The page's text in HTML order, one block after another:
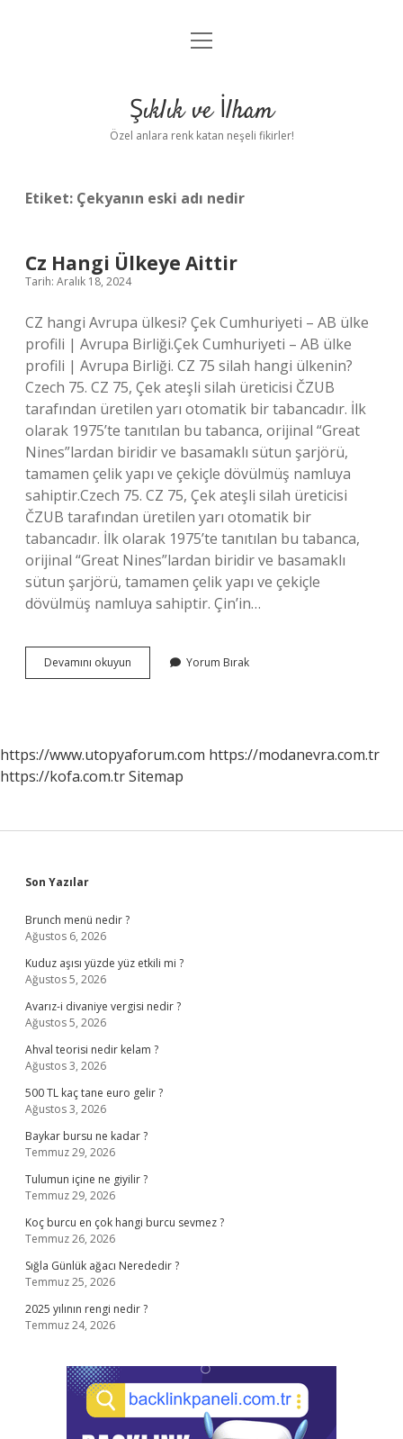
Anasayfa
Yasal Uyarı
menüyü
Şıklık ve İlham
Özel anlara renk katan neşeli fikirler!
Etiket: Çekyanın eski adı nedir
Cz Hangi Ülkeye Aittir
Tarih: Aralık 18, 2024
CZ hangi Avrupa ülkesi? Çek Cumhuriyeti – AB ülke
profili | Avrupa Birliği.Çek Cumhuriyeti – AB ülke
profili | Avrupa Birliği. CZ 75 silah hangi ülkenin?
Czech 75. CZ 75, Çek ateşli silah üreticisi ČZUB
tarafından üretilen yarı otomatik bir tabancadır. İlk
olarak 1975’te tanıtılan bu tabanca, orijinal “Great
Nines”lardan biridir ve basamaklı sütun şarjörü,
tamamen çelik yapı ve çekiçle dövülmüş namluya
sahiptir.Czech 75. CZ 75, Çek ateşli silah üreticisi
ČZUB tarafından üretilen yarı otomatik bir
tabancadır. İlk olarak 1975’te tanıtılan bu tabanca,
orijinal “Great Nines”lardan biridir ve basamaklı
sütun şarjörü, tamamen çelik yapı ve çekiçle
dövülmüş namluya sahiptir. Çin’in…
Devamını okuyun
Hangi
Yorum Bırak
https://www.utopyaforum.com https://modanevra.com.tr
https://kofa.com.trSitemap
Sidebar
Son Yazılar
Brunch menü nedir ?
Ağustos 6, 2026
Kuduz aşısı yüzde yüz etkili mi ?
Ağustos 5, 2026
Avarız-i divaniye vergisi nedir ?
Ağustos 5, 2026
Ahval teorisi nedir kelam ?
Ağustos 3, 2026
500 TL kaç tane euro gelir ?
Ağustos 3, 2026
Baykar bursu ne kadar ?
Temmuz 29, 2026
Tulumun içine ne giyilir ?
Temmuz 29, 2026
Koç burcu en çok hangi burcu sevmez ?
Temmuz 26, 2026
Sığla Günlük ağacı Nerededir ?
Temmuz 25, 2026
2025 yılının rengi nedir ?
Temmuz 24, 2026